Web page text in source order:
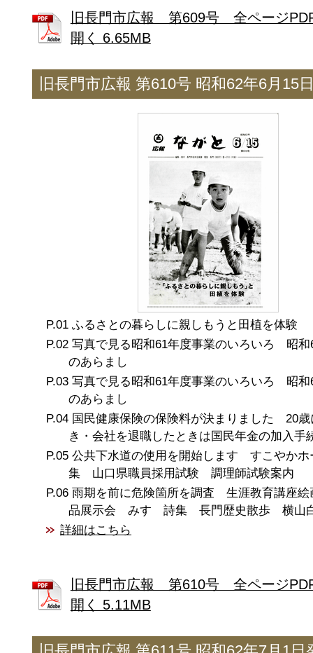
旧長門市広報 第609号 全ページ
開く 6.65MB
旧長門市広報 第610号 昭和62年6月15
ふるさとの暮らしに親しもうと田植を体験
写真で見る昭和61年度事業のいろいろ 昭和
のあらまし
写真で見る昭和61年度事業のいろいろ 昭和
のあらまし
国民健康保険の保険料が決まりました 20歳
き・会社を退職したときは国民年金の加入手
公共下水道の使用を開始します すこやかホ
集 山口県職員採用試験 調理師試験案内
雨期を前に危険箇所を調査 生涯教育講座絵
品展示会 みすゞ詩集 長門歴史散歩 横山
詳細はこちら
旧長門市広報 第610号 全ページ
開く 5.11MB